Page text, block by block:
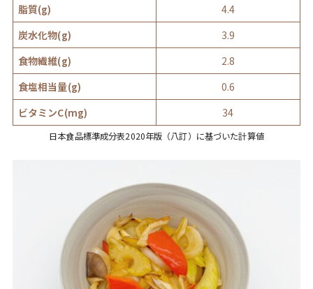
脂質(g)
4.4
炭水化物(g)
3.9
食物繊維(g)
2.8
食塩相当量(g)
0.6
ビタミンC(mg)
34
日本食品標準成分表2020年版（八訂）に基づいた計算値